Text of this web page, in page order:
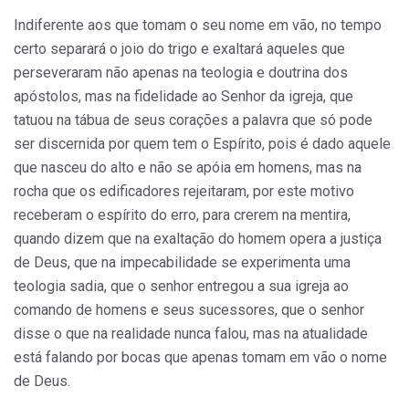
Indiferente aos que tomam o seu nome em vão, no tempo
certo separará o joio do trigo e exaltará aqueles que
perseveraram não apenas na teologia e doutrina dos
apóstolos, mas na fidelidade ao Senhor da igreja, que
tatuou na tábua de seus corações a palavra que só pode
ser discernida por quem tem o Espírito, pois é dado aquele
que nasceu do alto e não se apóia em homens, mas na
rocha que os edificadores rejeitaram, por este motivo
receberam o espírito do erro, para crerem na mentira,
quando dizem que na exaltação do homem opera a justiça
de Deus, que na impecabilidade se experimenta uma
teologia sadia, que o senhor entregou a sua igreja ao
comando de homens e seus sucessores, que o senhor
disse o que na realidade nunca falou, mas na atualidade
está falando por bocas que apenas tomam em vão o nome
de Deus.